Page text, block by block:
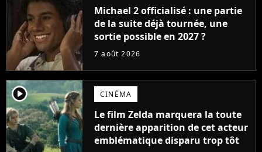
Michael 2 officialisé : une partie
de la suite déjà tournée, une
sortie possible en 2027 ?
7 août 2026
player2 CINÉMA
Le film Zelda marquera la toute
dernière apparition de cet acteur
emblématique disparu trop tôt